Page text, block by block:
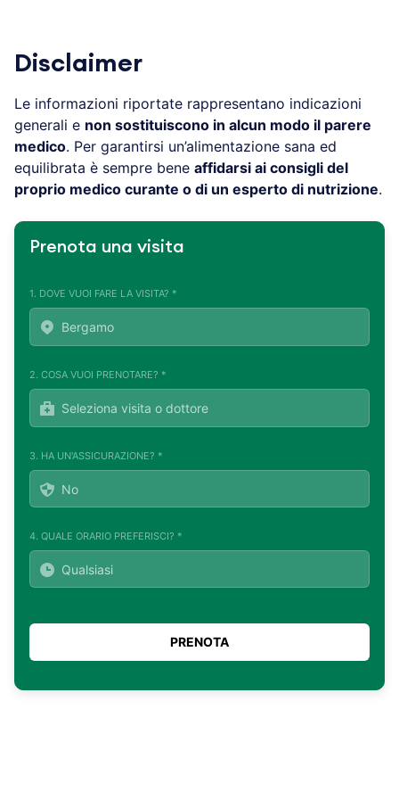
Disclaimer
Le informazioni riportate rappresentano indicazioni
generali e non sostituiscono in alcun modo il parere
medico. Per garantirsi un’alimentazione sana ed
equilibrata è sempre bene affidarsi ai consigli del
proprio medico curante o di un esperto di nutrizione.
Prenota una visita
1. DOVE VUOI FARE LA VISITA? *
2. COSA VUOI PRENOTARE? *
3. HA UN'ASSICURAZIONE? *
4. QUALE ORARIO PREFERISCI? *